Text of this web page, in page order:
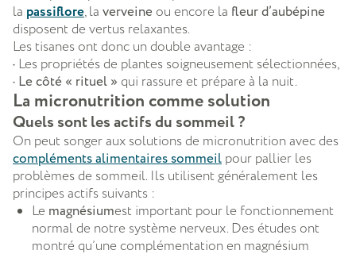
la passiflore, la verveine ou encore la fleur d’aubépine
disposent de vertus relaxantes.
Les tisanes ont donc un double avantage :
• Les propriétés de plantes soigneusement sélectionnées,
• Le côté « rituel » qui rassure et prépare à la nuit.
La micronutrition comme solution
Quels sont les actifs du sommeil ?
On peut songer aux solutions de micronutrition avec des
compléments alimentaires sommeil pour pallier les
problèmes de sommeil. Ils utilisent généralement les
principes actifs suivants :
Le magnésiumest important pour le fonctionnement
normal de notre système nerveux. Des études ont
montré qu’une complémentation en magnésium